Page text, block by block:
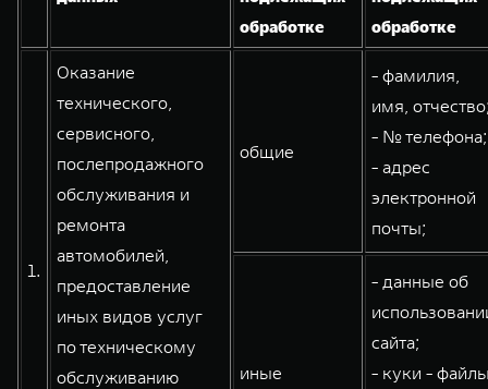
WEY 07
Расширяя границы комфорта
WEY 80
Масштаб возможностей
от 6 449 000 ₽
WEY 80 Лаундж
Масштаб возможностей
от 8 099 000 ₽
обработке
обработке
1.
Оказание
технического,
сервисного,
послепродажного
обслуживания и
ремонта
автомобилей,
предоставление
иных видов услуг
по техническому
обслуживанию
общие
- фамилия,
имя,
- № телефона;
- адрес
электронной
почты;
иные
- данные об
сайта;
- куки -